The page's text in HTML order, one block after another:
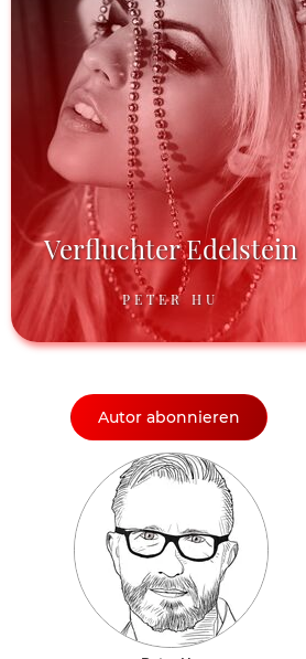
Verfluchter Edelstein
PETER HU
Autor abonnieren